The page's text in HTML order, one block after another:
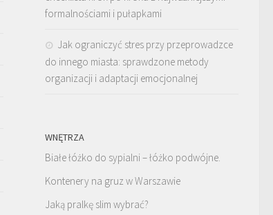
formalnościami i pułapkami
Jak ograniczyć stres przy przeprowadzce
do innego miasta: sprawdzone metody
organizacji i adaptacji emocjonalnej
WNĘTRZA
Białe łóżko do sypialni – łóżko podwójne.
Kontenery na gruz w Warszawie
Jaką pralkę slim wybrać?